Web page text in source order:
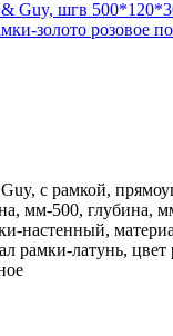
с рамкой,
мм-500, глубина,
настенный,
рамки-латунь, цвет